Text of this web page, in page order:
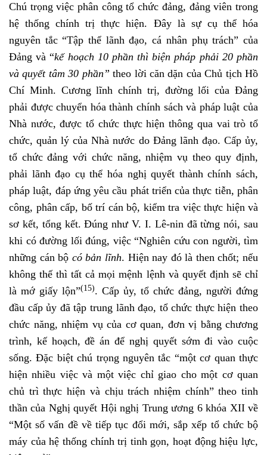
Chú trọng việc phân công tổ chức đảng, đảng viên trong
hệ thống chính trị thực hiện. Đây là sự cụ thể hóa
nguyên tắc “Tập thể lãnh đạo, cá nhân phụ trách” của
Đảng và “kế hoạch 10 phần thì biện pháp phải 20 phần
và quyết tâm 30 phần”theo lời căn dặn của Chủ tịch Hồ
Chí Minh. Cương lĩnh chính trị, đường lối của Đảng
phải được chuyển hóa thành chính sách và pháp luật của
Nhà nước, được tổ chức thực hiện thông qua vai trò tổ
chức, quản lý của Nhà nước do Đảng lãnh đạo. Cấp ủy,
tổ chức đảng với chức năng, nhiệm vụ theo quy định,
phải lãnh đạo cụ thể hóa nghị quyết thành chính sách,
pháp luật, đáp ứng yêu cầu phát triển của thực tiễn, phân
công, phân cấp, bố trí cán bộ, kiểm tra việc thực hiện và
sơ kết, tổng kết. Đúng như V. I. Lê-nin đã từng nói, sau
khi có đường lối đúng, việc “Nghiên cứu con người, tìm
những cán bộ có bản lĩnh. Hiện nay đó là then chốt; nếu
không thế thì tất cả mọi mệnh lệnh và quyết định sẽ chỉ
là mớ giấy lộn”(15). Cấp ủy, tổ chức đảng, người đứng
đầu cấp ủy đã tập trung lãnh đạo, tổ chức thực hiện theo
chức năng, nhiệm vụ của cơ quan, đơn vị bằng chương
trình, kế hoạch, đề án để nghị quyết sớm đi vào cuộc
sống. Đặc biệt chú trọng nguyên tắc “một cơ quan thực
hiện nhiều việc và một việc chỉ giao cho một cơ quan
chủ trì thực hiện và chịu trách nhiệm chính” theo tinh
thần của Nghị quyết Hội nghị Trung ương 6 khóa XII về
“Một số vấn đề về tiếp tục đổi mới, sắp xếp tổ chức bộ
máy của hệ thống chính trị tinh gọn, hoạt động hiệu lực,